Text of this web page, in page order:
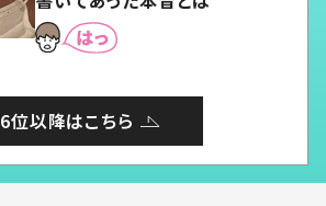
6位以降はこちら